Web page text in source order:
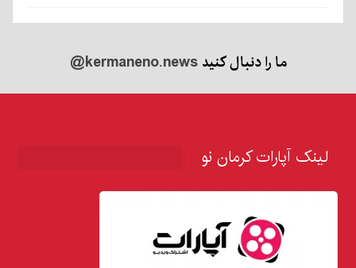
ما را دنبال کنید@kermaneno.news
لینک آپارات کرمان نو